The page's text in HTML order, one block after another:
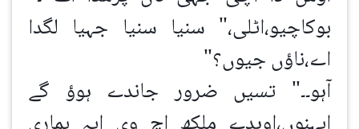
بوکاچیو،اٹلی،" سنیا سنیا جہیا لگدا
اے،ناؤں جیوں؟"
آہو۔۔" تسیں ضرور جاندے ہوؤ گے